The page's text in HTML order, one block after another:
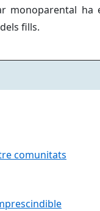
monoparental
fills.
comunitats